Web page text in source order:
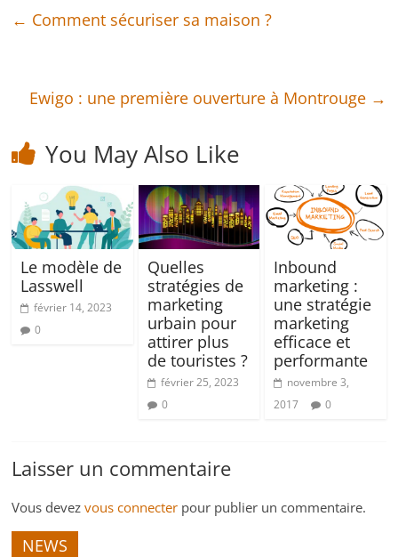
← Comment sécuriser sa maison ?
Ewigo : une première ouverture à Montrouge →
You May Also Like
Le modèle de
Lasswell
février 14, 2023
0
Quelles
stratégies de
marketing
urbain pour
attirer plus
de touristes ?
février 25, 2023
0
Inbound
marketing :
une stratégie
marketing
efficace et
performante
novembre 3,
2017
0
Laisser un commentaire
Vous devezvous connecter pour publier un commentaire.
NEWS